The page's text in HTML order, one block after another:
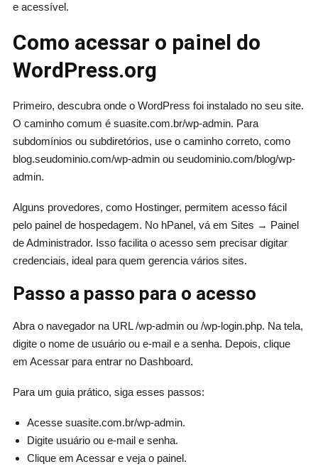
e acessível.
Como acessar o painel do
WordPress.org
Primeiro, descubra onde o WordPress foi instalado no seu site.
O caminho comum é suasite.com.br/wp-admin. Para
subdomínios ou subdiretórios, use o caminho correto, como
blog.seudominio.com/wp-admin ou seudominio.com/blog/wp-
admin.
Alguns provedores, como Hostinger, permitem acesso fácil
pelo painel de hospedagem. No hPanel, vá em Sites → Painel
de Administrador. Isso facilita o acesso sem precisar digitar
credenciais, ideal para quem gerencia vários sites.
Passo a passo para o acesso
Abra o navegador na URL /wp-admin ou /wp-login.php. Na tela,
digite o nome de usuário ou e-mail e a senha. Depois, clique
em Acessar para entrar no Dashboard.
Para um guia prático, siga esses passos:
Acesse suasite.com.br/wp-admin.
Digite usuário ou e-mail e senha.
Clique em Acessar e veja o painel.